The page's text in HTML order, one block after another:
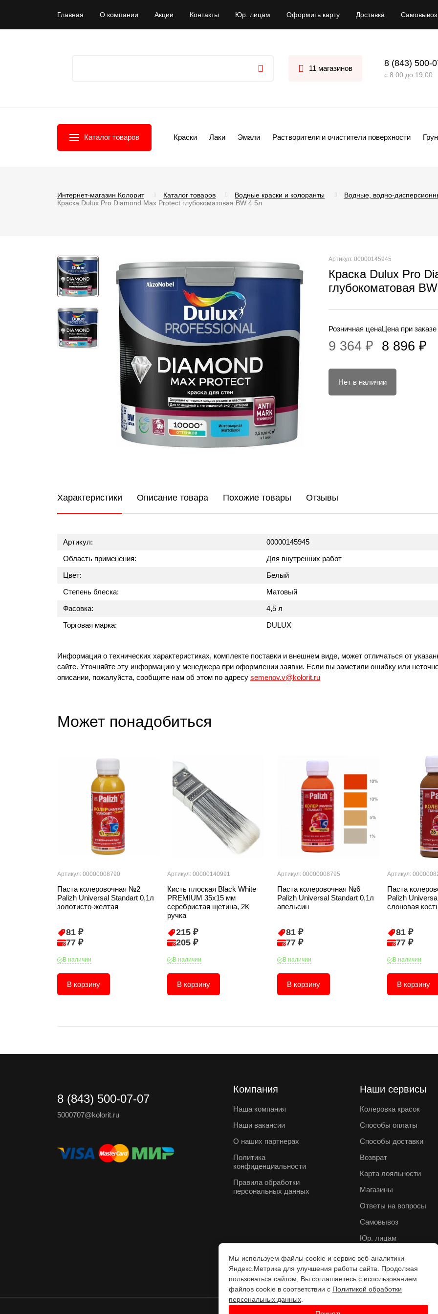
Главная О компании Акции Контакты Юр. лицам Оформить карту Доставка Самовывоз
11 магазинов
8 (843) 500-
с 8:00 до 19:00
Каталог товаров Краски Лаки Эмали Растворители и очистители поверхности
Интернет-магазин Колорит Каталог товаров Водные краски и колоранты
Водные, водно-
Краска Dulux Pro Diamond Max Protect глубокоматовая BW 4.5л
Артикул: 00000145945
Краска Dulux Pro
глубокоматовая
Розничная цена
9 364 ₽
Цена при
8 896 ₽
Нет в наличии
Характеристики Описание товара Похожие товары Отзывы
Артикул:
00000145945
Область применения:
Для внутренних работ
Цвет:
Белый
Степень блеска:
Матовый
Фасовка:
4,5 л
Торговая марка:
DULUX
Информация о технических характеристиках, комплекте поставки и внешнем виде, может отличаться от
сайте. Уточняйте эту информацию у менеджера при оформлении заявки. Если вы заметили ошибку или
описании, пожалуйста, сообщите нам об этом по адресу semenov.v@kolorit.ru
Может понадобиться
Артикул: 00000008790
Паста колеровочная №2
Palizh Universal Standart 0,1л
золотисто-желтая
81 ₽
77 ₽
В наличии
В корзину
Артикул: 00000140991
Кисть плоская Black White
PREMIUM 35х15 мм
серебристая щетина, 2К
ручка
215 ₽
205 ₽
В наличии
В корзину
Артикул: 00000008795
Паста колеровочная №6
Palizh Universal Standart 0,1л
апельсин
81 ₽
77 ₽
В наличии
В корзину
Артикул:
Паста
Palizh
слоновая
81 ₽
77 ₽
В наличии
В корзину
8 (843) 500-07-07
5000707@kolorit.ru
Компания
Наша компания
Наши вакансии
О наших партнерах
Политика
конфиденциальности
Правила обработки
персональных данных
Наши сервисы
Колеровка красок
Способы оплаты
Способы доставки
Возврат
Карта лояльности
Магазины
Ответы на вопросы
Самовывоз
Юр. лицам
Мы используем файлы cookie и сервис веб-аналитики
Яндекс.Метрика для улучшения работы сайта. Продолжая
пользоваться сайтом, Вы соглашаетесь с использованием
файлов cookie в соответствии с Политикой обработки
персональных данных